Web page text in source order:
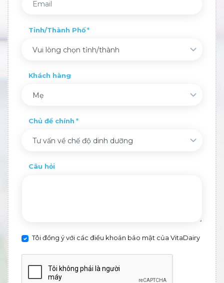
Tỉnh/Thành Phố
Vui lòng chọn tỉnh/thành
Khách hàng
Mẹ
Chủ đề chính
Tư vấn về chế độ dinh dưỡng
Câu hỏi
Tôi đồng ý với các điều khoản bảo mật của VitaDairy